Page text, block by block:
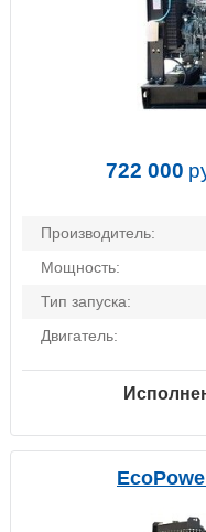
722 000
Производитель:
Мощность:
Тип запуска:
Двигатель: